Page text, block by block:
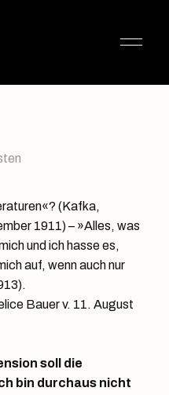
(Kafka,
1911) – »Alles, was
und ich hasse es,
auf, wenn auch nur
Bauer v. 11. August
soll die
bin durchaus nicht